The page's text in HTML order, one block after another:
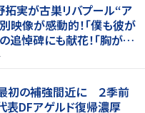
拓実が古巣リバプール“ア
映像が感動的！｢僕も彼が
追悼碑にも献花！｢胸が熱
最初の補強間近に ２季前
表DFアゲルド復帰濃厚